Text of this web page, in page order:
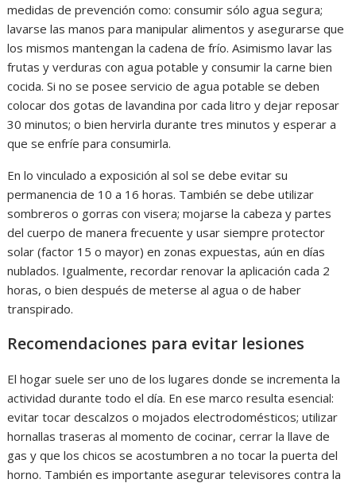
medidas de prevención como: consumir sólo agua segura;
lavarse las manos para manipular alimentos y asegurarse que
los mismos mantengan la cadena de frío. Asimismo lavar las
frutas y verduras con agua potable y consumir la carne bien
cocida. Si no se posee servicio de agua potable se deben
colocar dos gotas de lavandina por cada litro y dejar reposar
30 minutos; o bien hervirla durante tres minutos y esperar a
que se enfríe para consumirla.
En lo vinculado a exposición al sol se debe evitar su
permanencia de 10 a 16 horas. También se debe utilizar
sombreros o gorras con visera; mojarse la cabeza y partes
del cuerpo de manera frecuente y usar siempre protector
solar (factor 15 o mayor) en zonas expuestas, aún en días
nublados. Igualmente, recordar renovar la aplicación cada 2
horas, o bien después de meterse al agua o de haber
transpirado.
Recomendaciones para evitar lesiones
El hogar suele ser uno de los lugares donde se incrementa la
actividad durante todo el día. En ese marco resulta esencial:
evitar tocar descalzos o mojados electrodomésticos; utilizar
hornallas traseras al momento de cocinar, cerrar la llave de
gas y que los chicos se acostumbren a no tocar la puerta del
horno. También es importante asegurar televisores contra la